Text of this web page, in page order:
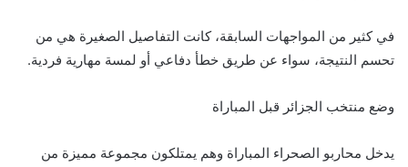
في كثير من المواجهات السابقة، كانت التفاصيل الصغيرة هي من
تحسم النتيجة، سواء عن طريق خطأ دفاعي أو لمسة مهارية فردية.
وضع منتخب الجزائر قبل المباراة
يدخل محاربو الصحراء المباراة وهم يمتلكون مجموعة مميزة من